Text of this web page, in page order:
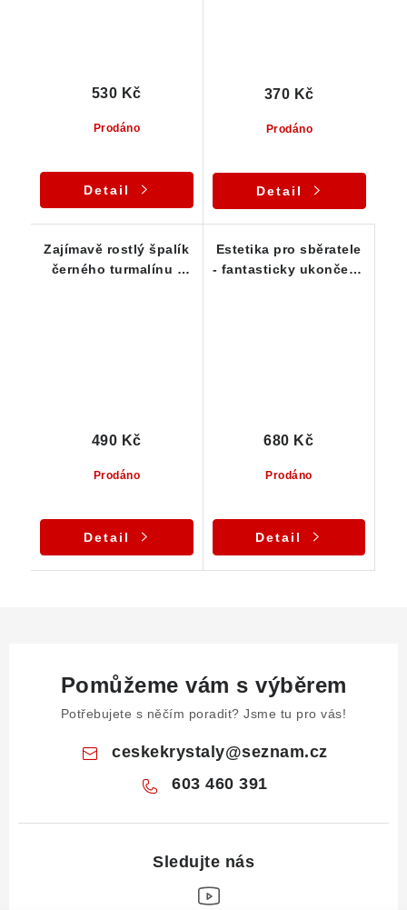
Prodáno
530 Kč
Detail
Prodáno
370 Kč
Detail
Zajímavě rostlý špalík
černého turmalínu -
Prodáno
490 Kč
Detail
Estetika pro sběratele
- fantasticky ukončený
Prodáno
680 Kč
Detail
Pomůžeme vám s výběrem
Potřebujete s něčím poradit? Jsme tu pro vás!
ceskekrystaly@seznam.cz
603 460 391